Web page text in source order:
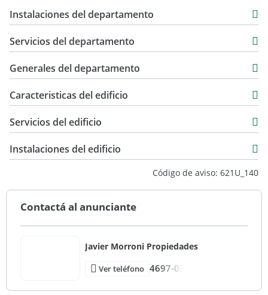
USD 75.000
3 m2
45 m2
Instalaciones del departamento
Servicios del departamento
Generales del departamento
Caracteristicas del edificio
2
Standard
10 m2
Servicios del edificio
Instalaciones del edificio
Código de aviso: 621U_140
Contactá al anunciante
Javier Morroni Propiedades
Ver teléfono 4697-03